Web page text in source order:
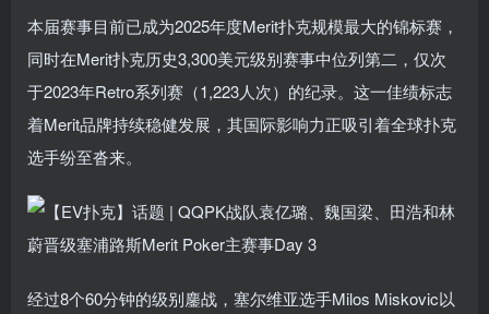
本届赛事目前已成为2025年度Merit扑克规模最大的锦标赛，
同时在Merit扑克历史3,300美元级别赛事中位列第二，仅次
于2023年Retro系列赛（1,223人次）的纪录。这一佳绩标志
着Merit品牌持续稳健发展，其国际影响力正吸引着全球扑克
选手纷至沓来。
经过8个60分钟的级别鏖战，塞尔维亚选手Milos Miskovic以